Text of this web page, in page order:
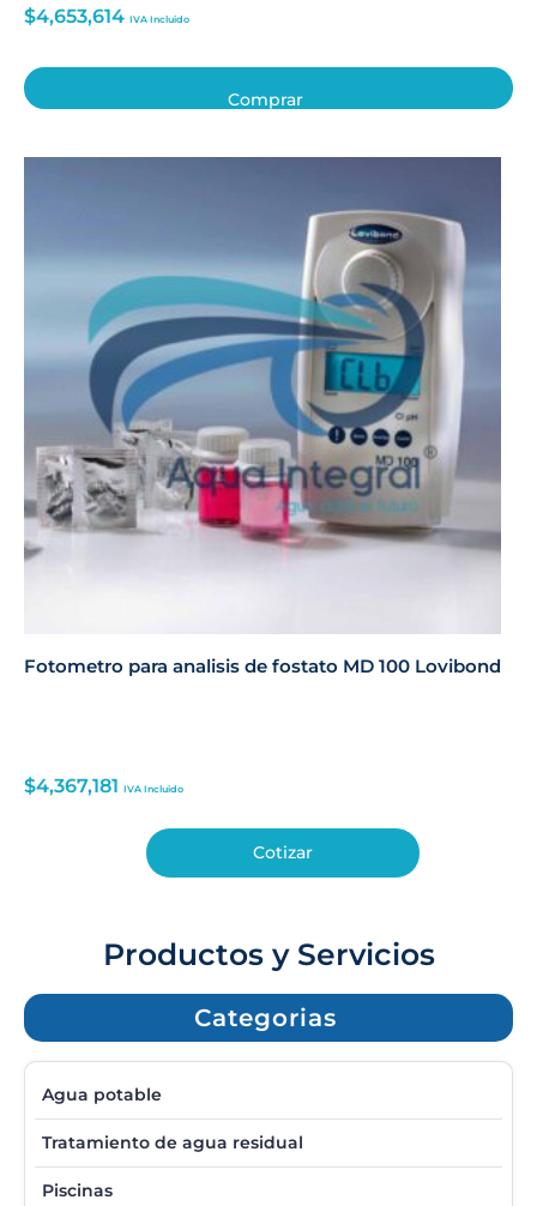
$4,653,614 IVA Incluido
Comprar
Fotometro para analisis de fostato MD 100 Lovibond
$4,367,181 IVA Incluido
Cotizar
Productos y Servicios
Categorias
Agua potable
Tratamiento de agua residual
Piscinas